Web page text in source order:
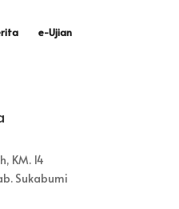
e-Ujian
KM. 14
Sukabumi